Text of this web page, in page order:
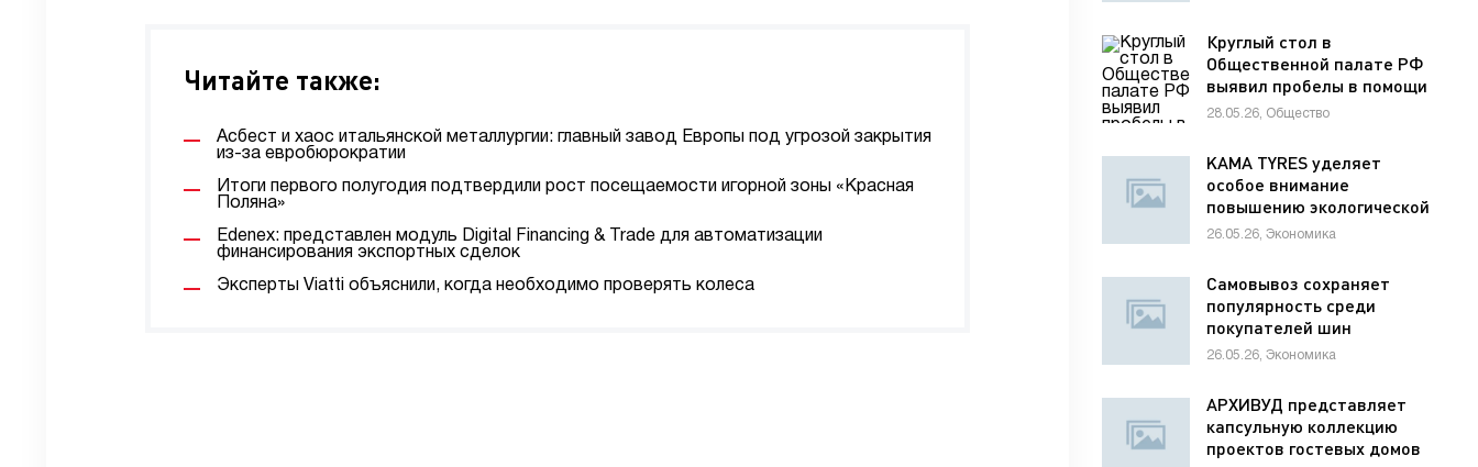
Читайте также:
Асбест и хаос итальянской металлургии: главный завод Европы под угрозой закрытия
из-за евробюрократии
Итоги первого полугодия подтвердили рост посещаемости игорной зоны «Красная
Поляна»
Edenex: представлен модуль Digital Financing & Trade для автоматизации
финансирования экспортных сделок
Эксперты Viatti объяснили, когда необходимо проверять колеса
Круглый стол в
Общественной палате РФ
выявил пробелы в помощи
раненым детям
28.05.26, Общество
KAMA TYRES уделяет
особое внимание
повышению экологической
ответственности
26.05.26, Экономика
Самовывоз сохраняет
популярность среди
покупателей шин
26.05.26, Экономика
АРХИВУД представляет
капсульную коллекцию
проектов гостевых домов